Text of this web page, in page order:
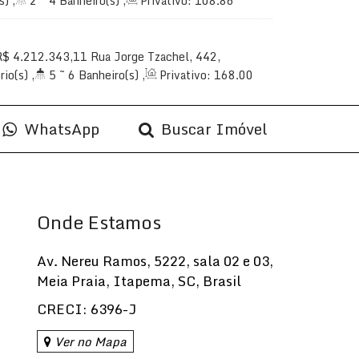
3 Suíte(s), Total:90.37m² , 2Vaga(s),
4.212.343,11 Rua Jorge Tzachel, 442,
Itajaí, Santa Catarina, Brasil
, 5 ~ 6 Banheiro(s) , Privativo: 168.00
Útil:168.00~ 222.00m²
WhatsApp Buscar Imóvel
Onde Estamos
Av. Nereu Ramos, 5222, sala 02 e 03,
Meia Praia, Itapema, SC, Brasil
CRECI: 6396-J
Ver no Mapa